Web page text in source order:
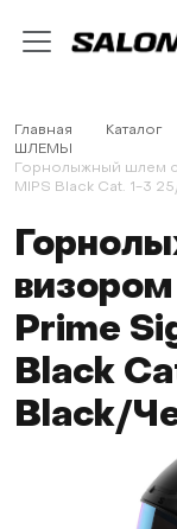
Главная Каталог
ШЛЕМЫ
Горнолыжный шлем
MIPS Black Cat. 1-3
Prime
Black
Black/